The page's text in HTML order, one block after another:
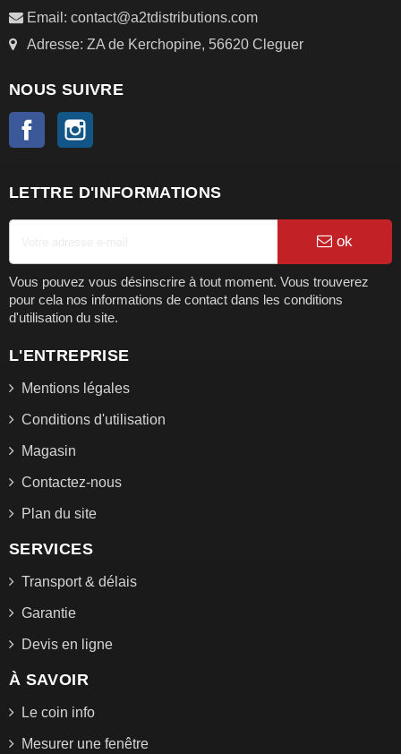
Email: contact@a2tdistributions.com
Adresse: ZA de Kerchopine, 56620 Cleguer
NOUS SUIVRE
Facebook
LETTRE D'INFORMATIONS
ok
Vous pouvez vous désinscrire à tout moment. Vous trouverez
pour cela nos informations de contact dans les conditions
d'utilisation du site.
L'ENTREPRISE
Mentions légales
Conditions d'utilisation
Magasin
Contactez-nous
Plan du site
SERVICES
Transport & délais
Garantie
Devis en ligne
À SAVOIR
Le coin info
Mesurer une fenêtre